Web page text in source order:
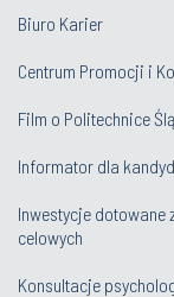
Biuro Karier
Centrum Promocji i
Film o Politechnice
Informator dla
Inwestycje dotowane
celowych
Konsultacje